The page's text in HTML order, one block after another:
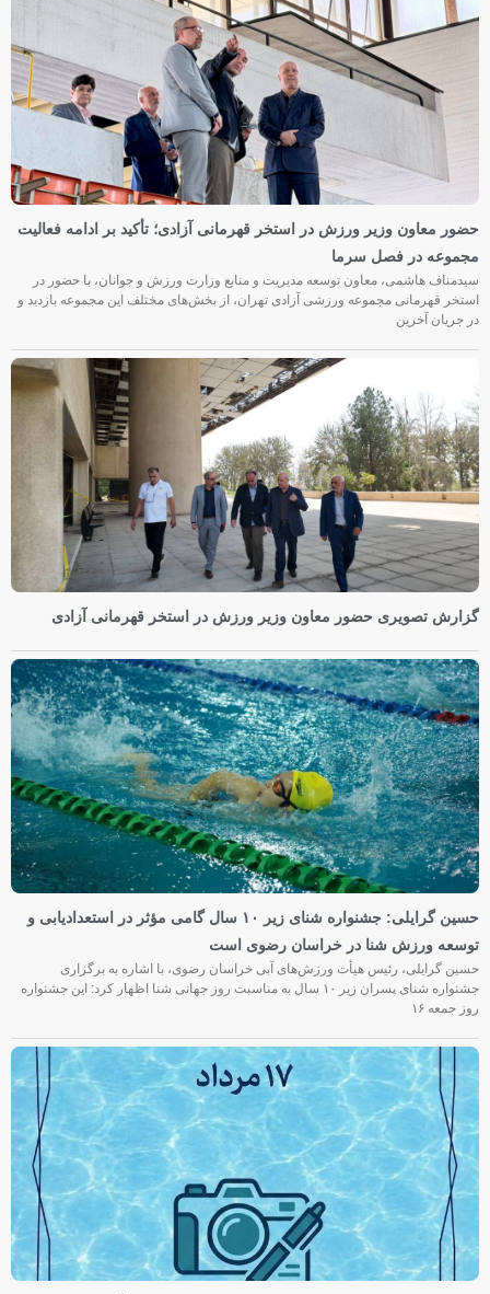
حضور معاون وزیر ورزش در استخر قهرمانی آزادی؛ تأکید بر ادامه فعالیت
مجموعه در فصل سرما
سیدمناف هاشمی، معاون توسعه مدیریت و منابع وزارت ورزش و جوانان، با حضور در
استخر قهرمانی مجموعه ورزشی آزادی تهران، از بخش‌های مختلف این مجموعه بازدید و
در جریان آخرین
گزارش تصویری حضور معاون وزیر ورزش در استخر قهرمانی آزادی
حسین گرایلی: جشنواره شنای زیر ۱۰ سال گامی مؤثر در استعدادیابی و
توسعه ورزش شنا در خراسان رضوی است
حسین گرایلی، رئیس هیأت ورزش‌های آبی خراسان رضوی، با اشاره به برگزاری
جشنواره شنای پسران زیر ۱۰ سال به مناسبت روز جهانی شنا اظهار کرد: این جشنواره
روز جمعه‌ ۱۶